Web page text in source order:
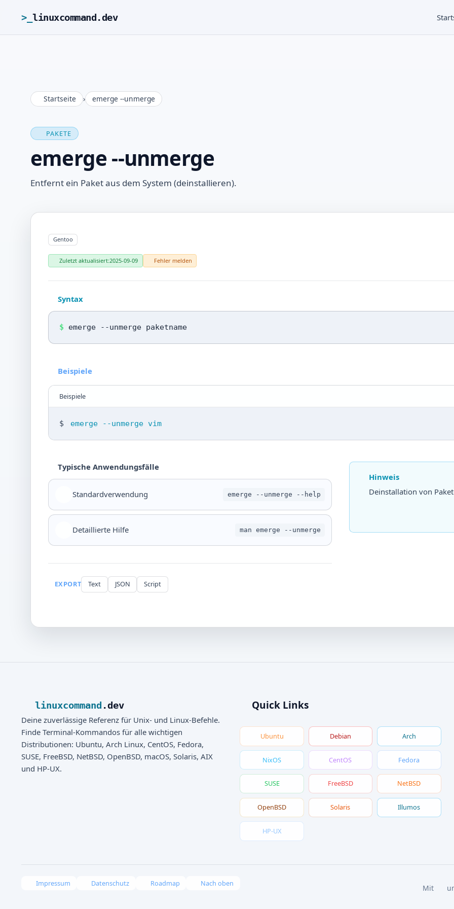
>_ linuxcommand.dev
Startseite › emerge --unmerge
PAKETE
emerge --unmerge
Entfernt ein Paket aus dem System (deinstallieren).
Gentoo
Zuletzt aktualisiert:2025-09-09 Fehler melden
Syntax
$ emerge --unmerge paketname
Beispiele
Beispiele
$ emerge --unmerge vim
Typische Anwendungsfälle
Standardverwendung emerge --unmerge --help
Detaillierte Hilfe man emerge --unmerge
Hinweis
Deinstallation von
EXPORT Text JSON Script
linuxcommand .dev
Deine zuverlässige Referenz für Unix- und Linux-Befehle.
Finde Terminal-Kommandos für alle wichtigen
Distributionen: Ubuntu, Arch Linux, CentOS, Fedora,
SUSE, FreeBSD, NetBSD, OpenBSD, macOS, Solaris, AIX
und HP-UX.
Quick Links
Ubuntu Debian Arch
NixOS CentOS Fedora
SUSE FreeBSD NetBSD
OpenBSD Solaris Illumos
HP-UX
Impressum Datenschutz Roadmap Nach oben
Mit